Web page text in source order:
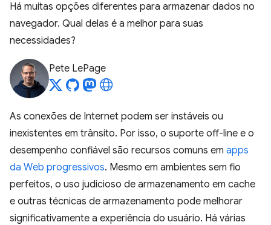
Há muitas opções diferentes para armazenar dados no
navegador. Qual delas é a melhor para suas
necessidades?
Pete LePage
As conexões de Internet podem ser instáveis ou
inexistentes em trânsito. Por isso, o suporte off-line e o
desempenho confiável são recursos comuns em apps
da Web progressivos. Mesmo em ambientes sem fio
perfeitos, o uso judicioso de armazenamento em cache
e outras técnicas de armazenamento pode melhorar
significativamente a experiência do usuário. Há várias